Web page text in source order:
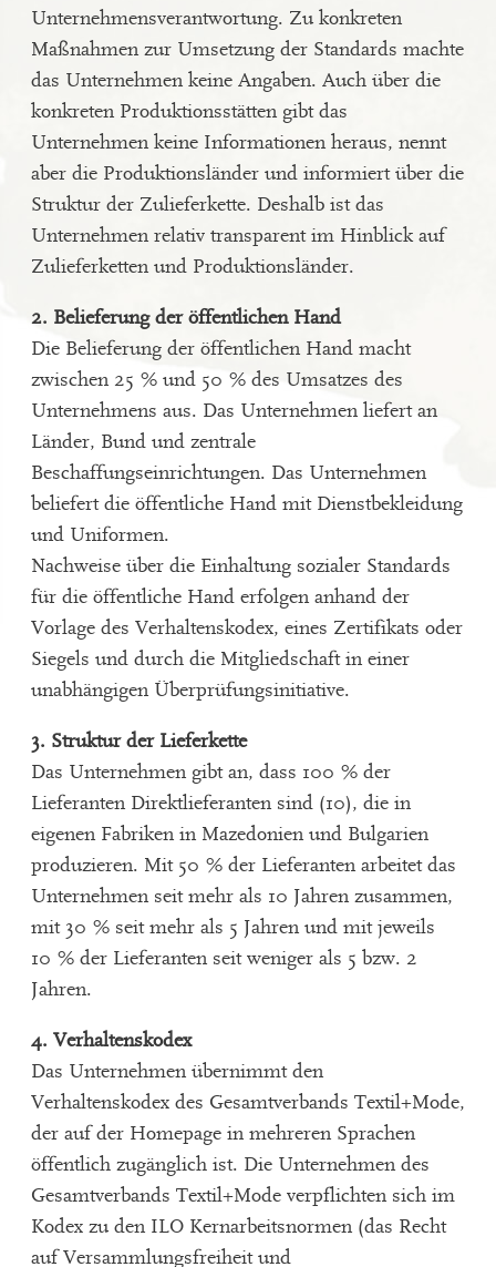
Unternehmensverantwortung. Zu konkreten
Maßnahmen zur Umsetzung der Standards machte
das Unternehmen keine Angaben. Auch über die
konkreten Produktionsstätten gibt das
Unternehmen keine Informationen heraus, nennt
aber die Produktionsländer und informiert über die
Struktur der Zulieferkette. Deshalb ist das
Unternehmen relativ transparent im Hinblick auf
Zulieferketten und Produktionsländer.
2. Belieferung der öffentlichen Hand
Die Belieferung der öffentlichen Hand macht
zwischen 25 % und 50 % des Umsatzes des
Unternehmens aus. Das Unternehmen liefert an
Länder, Bund und zentrale
Beschaffungseinrichtungen. Das Unternehmen
beliefert die öffentliche Hand mit Dienstbekleidung
und Uniformen.
Nachweise über die Einhaltung sozialer Standards
für die öffentliche Hand erfolgen anhand der
Vorlage des Verhaltenskodex, eines Zertifikats oder
Siegels und durch die Mitgliedschaft in einer
unabhängigen Überprüfungsinitiative.
3. Struktur der Lieferkette
Das Unternehmen gibt an, dass 100 % der
Lieferanten Direktlieferanten sind (10), die in
eigenen Fabriken in Mazedonien und Bulgarien
produzieren. Mit 50 % der Lieferanten arbeitet das
Unternehmen seit mehr als 10 Jahren zusammen,
mit 30 % seit mehr als 5 Jahren und mit jeweils
10 % der Lieferanten seit weniger als 5 bzw. 2
Jahren.
4. Verhaltenskodex
Das Unternehmen übernimmt den
Verhaltenskodex des Gesamtverbands Textil+Mode,
der auf der Homepage in mehreren Sprachen
öffentlich zugänglich ist. Die Unternehmen des
Gesamtverbands Textil+Mode verpflichten sich im
Kodex zu den ILO Kernarbeitsnormen (das Recht
auf Versammlungsfreiheit und